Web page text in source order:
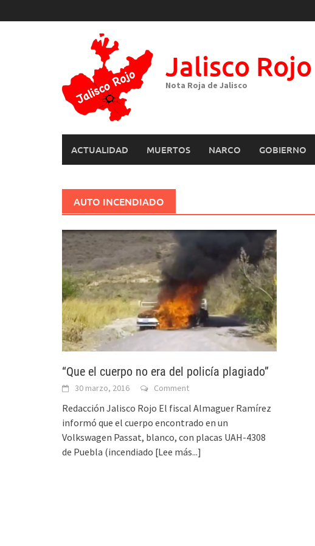
to
Jalisco Rojo
Nota Roja de Jalisco
ACTUALIDAD MUERTOS NARCO GOBIERNO
AUTO INCENDIADO
“Que el cuerpo no era del policía plagiado”
30 marzo, 2016 Comment
Redacción Jalisco Rojo El fiscal Almaguer Ramírez
informó que el cuerpo encontrado en un
Volkswagen Passat, blanco, con placas UAH-4308
de Puebla (incendiado [Lee más...]